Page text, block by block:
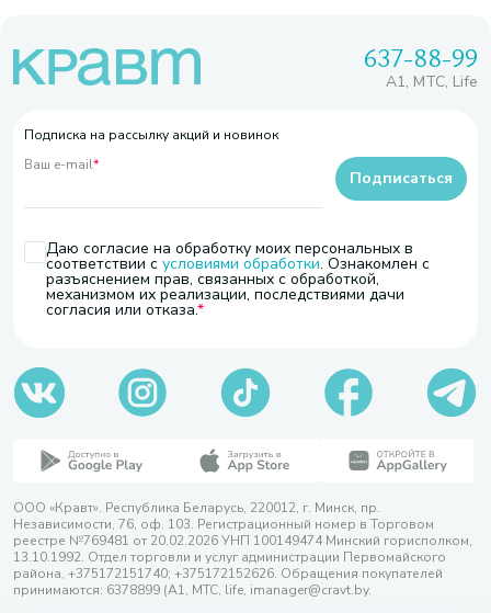
637-88-99
A1, МТС, Life
Подписка на рассылку акций и новинок
Ваш e-mail*
Даю согласие на обработку моих персональных в
соответствии с условиями обработки. Ознакомлен с
разъяснением прав, связанных с обработкой,
механизмом их реализации, последствиями дачи
согласия или отказа.
Подписаться
ООО «Кравт». Республика Беларусь, 220012, г. Минск, пр.
Независимости, 76, оф. 103. Регистрационный номер в Торговом
реестре №769481 от 20.02.2026 УНП 100149474 Минский горисполком,
13.10.1992. Отдел торговли и услуг администрации Первомайского
района, +375172151740; +375172152626. Обращения покупателей
принимаются: 6378899 (А1, МТС, life, imanager@cravt.by.